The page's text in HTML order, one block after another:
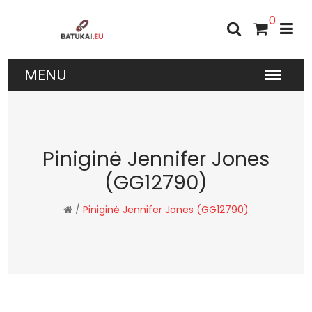
0
Piniginė Jennifer Jones
(GG12790)
/ Piniginė Jennifer Jones (GG12790)